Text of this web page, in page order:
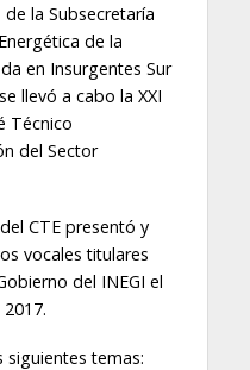
de la Subsecretaría
de la
en Insurgentes Sur
llevó a cabo la XXI
Técnico
del Sector
CTE presentó y
vocales titulares
del INEGI el
temas: